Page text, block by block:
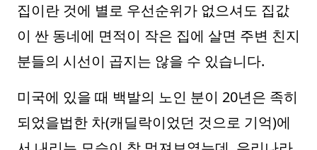
집이란 것에 별로 우선순위가 없으셔도 집값
이 싼 동네에 면적이 작은 집에 살면 주변 친지
분들의 시선이 곱지는 않을 수 있습니다.
미국에 있을 때 백발의 노인 분이 20년은 족히
되었을법한 차(캐딜락이었던 것으로 기억)에